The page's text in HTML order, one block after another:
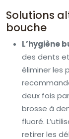
Solutions
bouche
L’hygiène
des dents
éliminer les
deux fois
brosse à
fluoré.
retirer les